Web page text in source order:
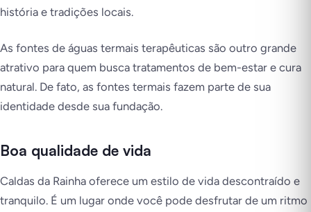
história e tradições locais.
As fontes de águas termais terapêuticas são outro grande
atrativo para quem busca tratamentos de bem-estar e cura
natural. De fato, as fontes termais fazem parte de sua
identidade desde sua fundação.
Boa qualidade de vida
Caldas da Rainha oferece um estilo de vida descontraído e
tranquilo. É um lugar onde você pode desfrutar de um ritmo